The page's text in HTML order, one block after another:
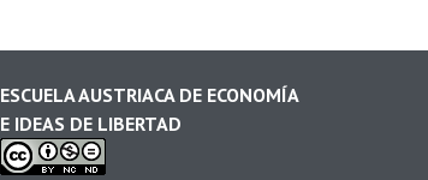
ESCUELA AUSTRIACA DE ECONOMÍA
E IDEAS DE LIBERTAD